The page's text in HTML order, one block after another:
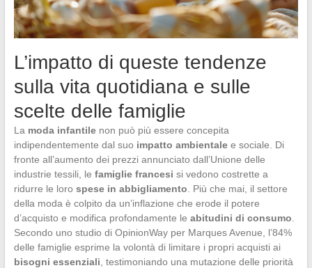
L’impatto di queste tendenze
sulla vita quotidiana e sulle
scelte delle famiglie
La moda infantilenon può più essere concepita
indipendentemente dal suo impatto ambientalee sociale. Di
fronte all’aumento dei prezzi annunciato dall’Unione delle
industrie tessili, le famiglie francesi si vedono costrette a
ridurre le loro spese in abbigliamento . Più che mai, il settore
della moda è colpito da un’inflazione che erode il potere
d’acquisto e modifica profondamente le abitudini di consumo
Secondo uno studio di OpinionWay per Marques Avenue, l’84%
delle famiglie esprime la volontà di limitare i propri acquisti ai
bisogni essenziali , testimoniando una mutazione delle priorità